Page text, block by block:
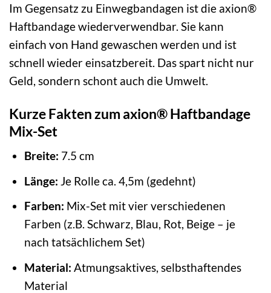
Im Gegensatz zu Einwegbandagen ist die axion®
Haftbandage wiederverwendbar. Sie kann
einfach von Hand gewaschen werden und ist
schnell wieder einsatzbereit. Das spart nicht nur
Geld, sondern schont auch die Umwelt.
Kurze Fakten zum axion® Haftbandage
Mix-Set
Breite: 7.5 cm
Länge: Je Rolle ca. 4,5m (gedehnt)
Farben: Mix-Set mit vier verschiedenen
Farben (z.B. Schwarz, Blau, Rot, Beige – je
nach tatsächlichem Set)
Material: Atmungsaktives, selbsthaftendes
Material